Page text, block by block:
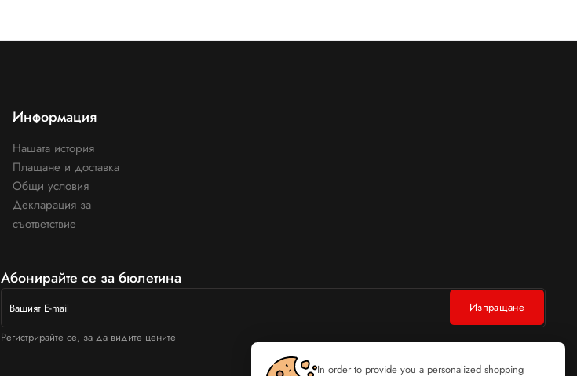
Информация
Нашата история
Плащане и доставка
Общи условия
Декларация за
съответствие
Абонирайте се за бюлетина
Регистрирайте се, за да видите цените
In order to provide you a personalized shopping